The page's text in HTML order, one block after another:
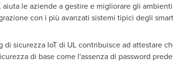
aiuta le aziende a gestire e migliorare gli
con i più avanzati sistemi tipici degli
sicurezza IoT di UL contribuisce ad attestare
di base come l'assenza di password